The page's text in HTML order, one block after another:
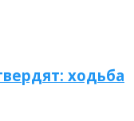
ходьба